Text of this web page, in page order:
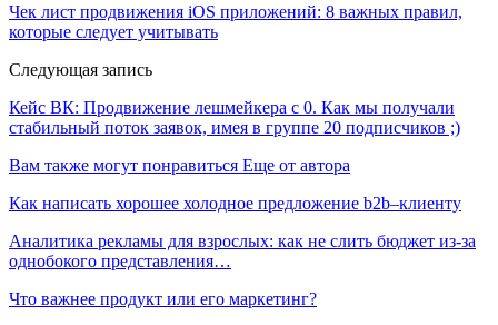
Чек лист продвижения iOS приложений: 8 важных правил,
которые следует учитывать
Следующая запись
Кейс ВК: Продвижение лешмейкера с 0. Как мы получали
стабильный поток заявок, имея в группе 20 подписчиков ;)
Вам также могут понравиться Еще от автора
Как написать хорошее холодное предложение b2b–клиенту
Аналитика рекламы для взрослых: как не слить бюджет из-за
однобокого представления…
Что важнее продукт или его маркетинг?